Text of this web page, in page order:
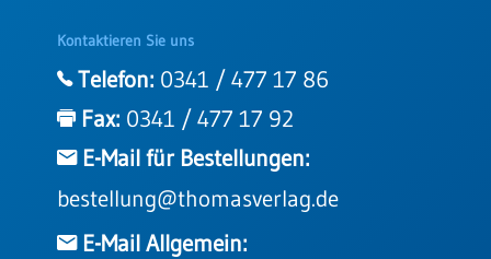
Kontaktieren Sie uns
Telefon: 0341 / 477 17 86
Fax: 0341 / 477 17 92
E-Mail für Bestellungen:
bestellung@thomasverlag.de
E-Mail Allgemein: